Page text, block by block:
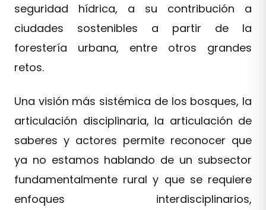
seguridad hídrica, a su contribución a
ciudades sostenibles a partir de la
forestería urbana, entre otros grandes
retos.
Una visión más sistémica de los bosques, la
articulación disciplinaria, la articulación de
saberes y actores permite reconocer que
ya no estamos hablando de un subsector
fundamentalmente rural y que se requiere
enfoques interdisciplinarios,